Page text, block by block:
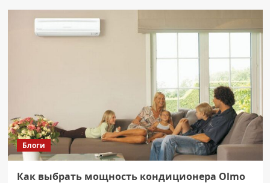
переваги
дає
підготовка
з
репетитором?
Блоги
Как выбрать мощность кондиционера Olmo